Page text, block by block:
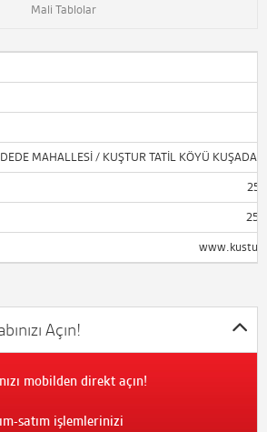
Mali Tablolar
MAHALLESİ / KUŞTUR TATİL KÖYÜ
Açın!
mobilden direkt açın!
satım işlemlerinizi